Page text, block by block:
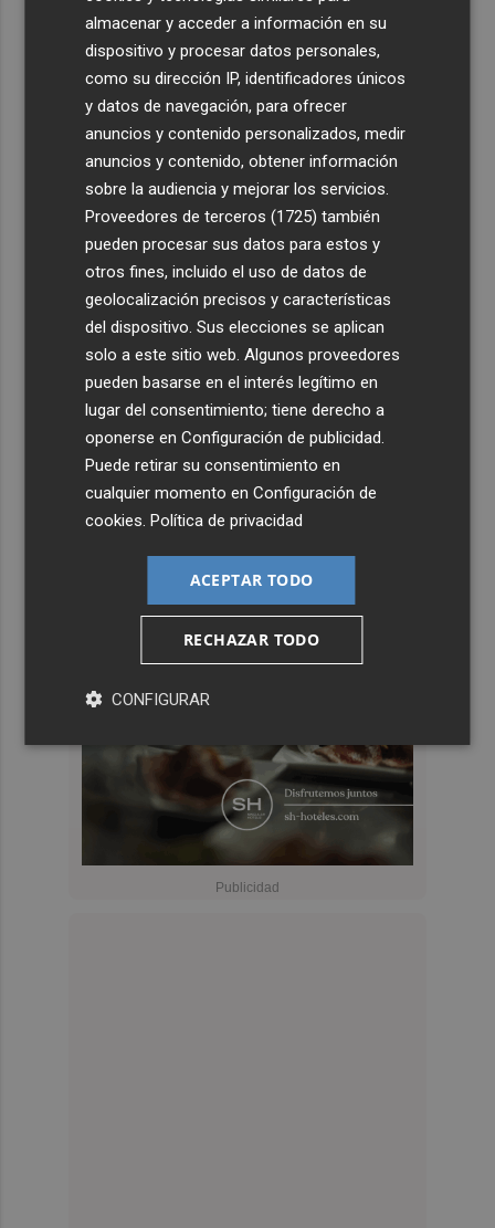
almacenar y acceder a información en su
dispositivo y procesar datos personales,
como su dirección IP, identificadores únicos
y datos de navegación, para ofrecer
anuncios y contenido personalizados, medir
anuncios y contenido, obtener información
sobre la audiencia y mejorar los servicios.
Proveedores de terceros (1725) también
pueden procesar sus datos para estos y
otros fines, incluido el uso de datos de
geolocalización precisos y características
del dispositivo. Sus elecciones se aplican
solo a este sitio web. Algunos proveedores
pueden basarse en el interés legítimo en
lugar del consentimiento; tiene derecho a
oponerse enConfiguración de publicidad.
Puede retirar su consentimiento en
cualquier momento enConfiguración de
cookies.Política de privacidad
ACEPTAR TODO
RECHAZAR TODO
CONFIGURAR